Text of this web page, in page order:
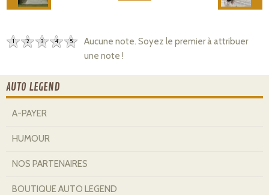
1 2 3 4 5
Aucune note. Soyez le premier à attribuer
une note !
AUTO LEGEND
A-PAYER
HUMOUR
NOS PARTENAIRES
BOUTIQUE AUTO LEGEND